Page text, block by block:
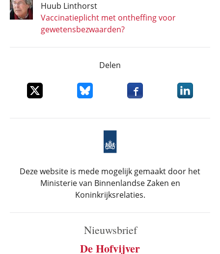
Huub Linthorst
Vaccinatieplicht met ontheffing voor
gewetensbezwaarden?
Delen
Deel dit item op XDeel dit item op Bluesky
Deel dit item opDeel dit
Deze website is mede mogelijk gemaakt door het
Ministerie van Binnenlandse Zaken en
Koninkrijksrelaties.
Nieuwsbrief
De Hofvijver